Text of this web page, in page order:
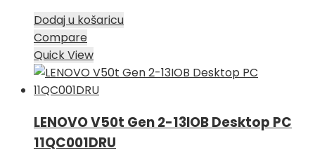
Dodaj u košaricu
Compare
Quick View
LENOVO V50t Gen 2-13IOB Desktop PC
11QC001DRU